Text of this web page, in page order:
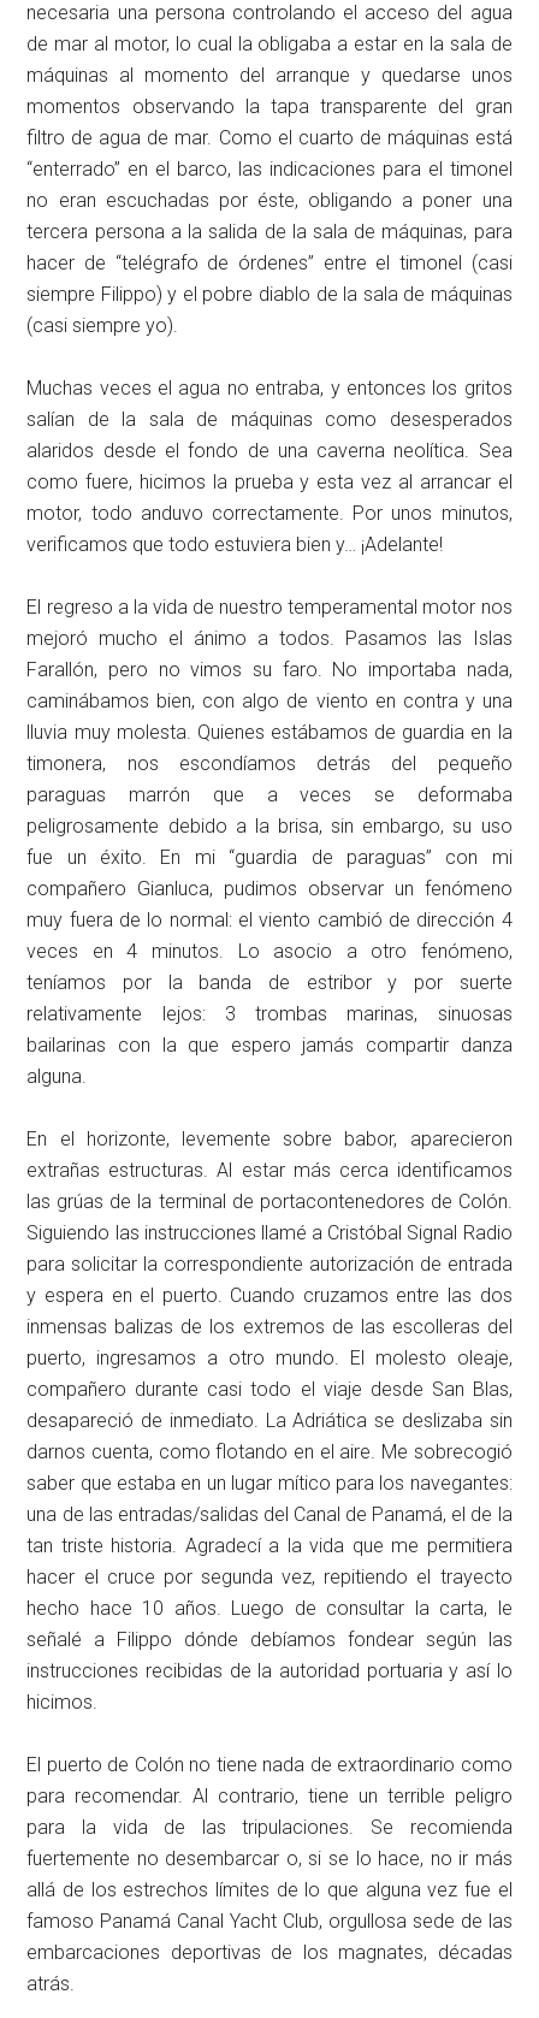
necesaria una persona controlando el acceso del agua
de mar al motor, lo cual la obligaba a estar en la sala de
máquinas al momento del arranque y quedarse unos
momentos observando la tapa transparente del gran
filtro de agua de mar. Como el cuarto de máquinas está
“enterrado” en el barco, las indicaciones para el timonel
no eran escuchadas por éste, obligando a poner una
tercera persona a la salida de la sala de máquinas, para
hacer de “telégrafo de órdenes” entre el timonel (casi
siempre Filippo) y el pobre diablo de la sala de máquinas
(casi siempre yo).
Muchas veces el agua no entraba, y entonces los gritos
salían de la sala de máquinas como desesperados
alaridos desde el fondo de una caverna neolítica. Sea
como fuere, hicimos la prueba y esta vez al arrancar el
motor, todo anduvo correctamente. Por unos minutos,
verificamos que todo estuviera bien y… ¡Adelante!
El regreso a la vida de nuestro temperamental motor nos
mejoró mucho el ánimo a todos. Pasamos las Islas
Farallón, pero no vimos su faro. No importaba nada,
caminábamos bien, con algo de viento en contra y una
lluvia muy molesta. Quienes estábamos de guardia en la
timonera, nos escondíamos detrás del pequeño
paraguas marrón que a veces se deformaba
peligrosamente debido a la brisa, sin embargo, su uso
fue un éxito. En mi “guardia de paraguas” con mi
compañero Gianluca, pudimos observar un fenómeno
muy fuera de lo normal: el viento cambió de dirección 4
veces en 4 minutos. Lo asocio a otro fenómeno,
teníamos por la banda de estribor y por suerte
relativamente lejos: 3 trombas marinas, sinuosas
bailarinas con la que espero jamás compartir danza
alguna.
En el horizonte, levemente sobre babor, aparecieron
extrañas estructuras. Al estar más cerca identificamos
las grúas de la terminal de portacontenedores de Colón.
Siguiendo las instrucciones llamé a Cristóbal Signal Radio
para solicitar la correspondiente autorización de entrada
y espera en el puerto. Cuando cruzamos entre las dos
inmensas balizas de los extremos de las escolleras del
puerto, ingresamos a otro mundo. El molesto oleaje,
compañero durante casi todo el viaje desde San Blas,
desapareció de inmediato. La Adriática se deslizaba sin
darnos cuenta, como flotando en el aire. Me sobrecogió
saber que estaba en un lugar mítico para los navegantes:
una de las entradas/salidas del Canal de Panamá, el de la
tan triste historia. Agradecí a la vida que me permitiera
hacer el cruce por segunda vez, repitiendo el trayecto
hecho hace 10 años. Luego de consultar la carta, le
señalé a Filippo dónde debíamos fondear según las
instrucciones recibidas de la autoridad portuaria y así lo
hicimos.
El puerto de Colón no tiene nada de extraordinario como
para recomendar. Al contrario, tiene un terrible peligro
para la vida de las tripulaciones. Se recomienda
fuertemente no desembarcar o, si se lo hace, no ir más
allá de los estrechos límites de lo que alguna vez fue el
famoso Panamá Canal Yacht Club, orgullosa sede de las
embarcaciones deportivas de los magnates, décadas
atrás.